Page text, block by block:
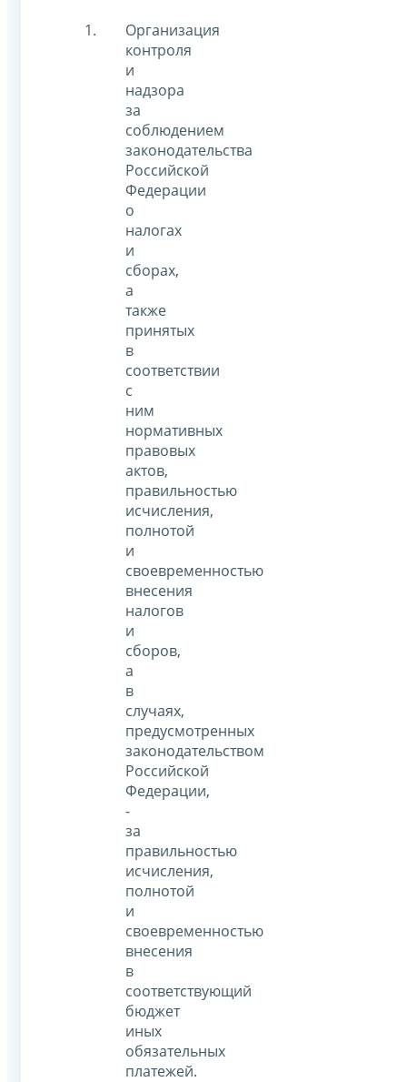
Организация
контроля
и
надзора
за
соблюдением
законодательства
Российской
Федерации
о
налогах
и
сборах,
а
также
принятых
в
соответствии
с
ним
нормативных
правовых
актов,
правильностью
исчисления,
полнотой
и
своевременностью
внесения
налогов
и
сборов,
а
в
случаях,
предусмотренных
законодательством
Российской
Федерации,
-
за
правильностью
исчисления,
полнотой
и
своевременностью
внесения
в
соответствующий
бюджет
иных
обязательных
платежей.